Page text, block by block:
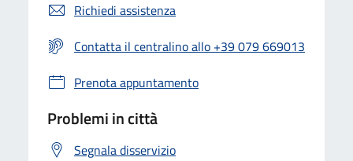
Richiedi assistenza
Contatta il centralino allo +39 079 669013
Prenota appuntamento
Problemi in città
Segnala disservizio